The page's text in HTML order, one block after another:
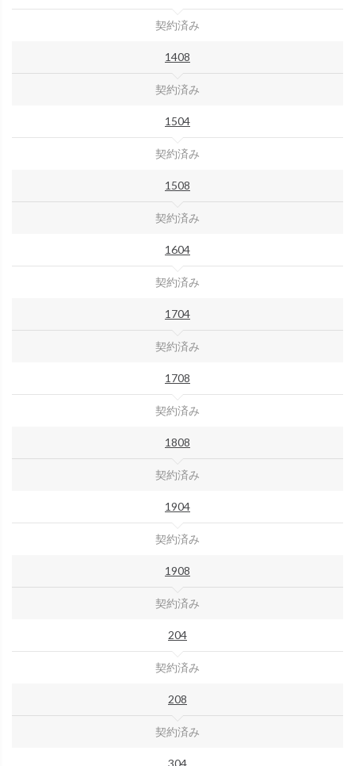
契約済み
1408
契約済み
1504
契約済み
1508
契約済み
1604
契約済み
1704
契約済み
1708
契約済み
1808
契約済み
1904
契約済み
1908
契約済み
204
契約済み
208
契約済み
304